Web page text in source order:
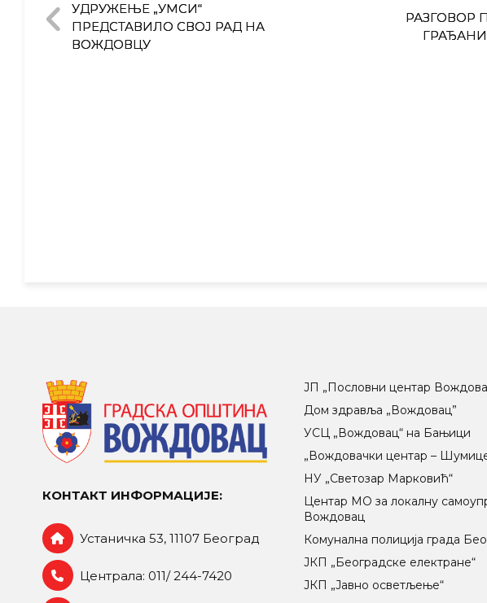
УДРУЖЕЊЕ „УМСИ“
ПРЕДСТАВИЛО СВОЈ РАД НА
ВОЖДОВЦУ
РАЗГОВОР
КОНТАКТ ИНФОРМАЦИЈЕ:
Устаничка 53, 11107 Београд
Централа: 011/ 244-7420
ЈП „Пословни центар
Дом здравља „Вождовац”
УСЦ „Вождовац“ на Бањици
„Вождовачки центар –
НУ „Светозар Марковић“
Центар МO за локалну
Вождовац
Комунална полиција града
ЈКП „Београдске електране“
ЈКП „Јавно осветљење“